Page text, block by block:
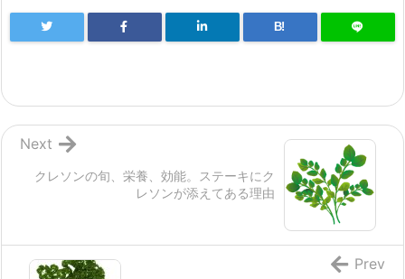
B!
クレソンの旬、栄養、効能。ステーキにク
レソンが添えてある理由
Next
Prev